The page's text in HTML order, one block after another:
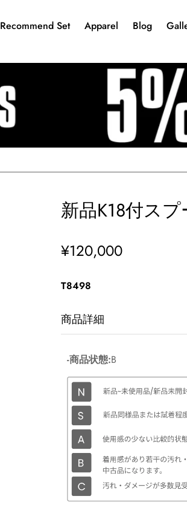
Recommend Set Apparel Blog
新品K18付スプ
通
格
¥120,000
T8498
商品詳細
-商品状態:B